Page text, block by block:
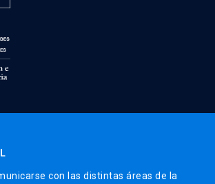
con las distintas áreas de la